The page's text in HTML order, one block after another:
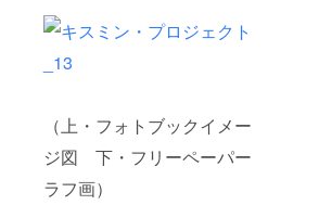
（上・フォトブックイメー
ジ図 下・フリーペーパー
ラフ画）